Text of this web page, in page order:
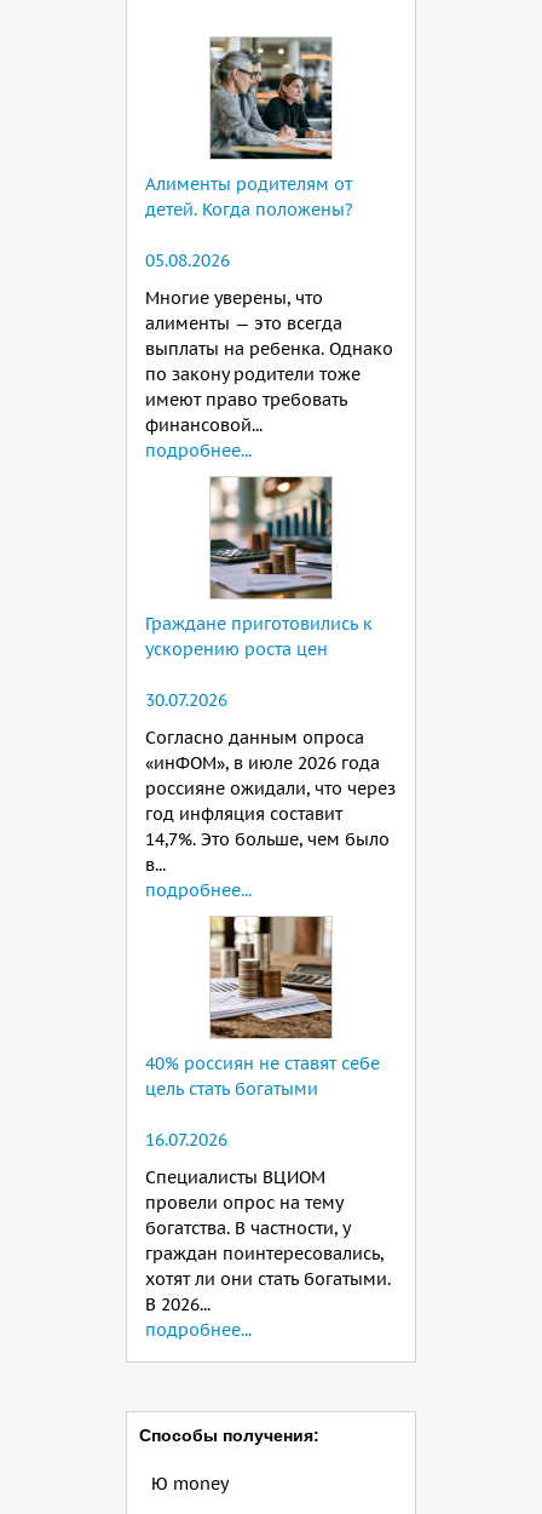
Алименты родителям от
детей. Когда положены?
05.08.2026
Многие уверены, что
алименты — это всегда
выплаты на ребенка. Однако
по закону родители тоже
имеют право требовать
финансовой...
подробнее...
Граждане приготовились к
ускорению роста цен
30.07.2026
Согласно данным опроса
«инФОМ», в июле 2026 года
россияне ожидали, что через
год инфляция составит
14,7%. Это больше, чем было
в...
подробнее...
40% россиян не ставят себе
цель стать богатыми
16.07.2026
Специалисты ВЦИОМ
провели опрос на тему
богатства. В частности, у
граждан поинтересовались,
хотят ли они стать богатыми.
В 2026...
подробнее...
Способы получения:
Ю money